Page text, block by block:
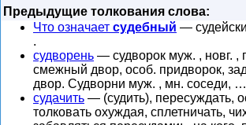
Предыдущие толкования слова:
Что означает судебный —
.
судворень — судворок муж. , новг. ,
смежный двор, особ. придворок,
двор. Судворни муж. , мн. соседи, …
судачить — (судить), пересуждать,
толковать охуждая, сплетничать,